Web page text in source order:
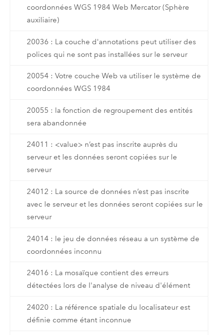
coordonnées WGS 1984 Web Mercator (Sphère
auxiliaire)
20036 : La couche d'annotations peut utiliser des
polices qui ne sont pas installées sur le serveur
20054 : Votre couche Web va utiliser le système de
coordonnées WGS 1984
20055 : la fonction de regroupement des entités
sera abandonnée
24011 : <value> n’est pas inscrite auprès du
serveur et les données seront copiées sur le
serveur
24012 : La source de données n’est pas inscrite
avec le serveur et les données seront copiées sur le
serveur
24014 : le jeu de données réseau a un système de
coordonnées inconnu
24016 : La mosaïque contient des erreurs
détectées lors de l'analyse de niveau d'élément
24020 : La référence spatiale du localisateur est
définie comme étant inconnue